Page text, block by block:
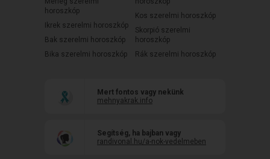
horoszkóp
Ikrek szerelmi horoszkóp
Bak szerelmi horoszkóp
Bika szerelmi horoszkóp
Kos szerelmi horoszkóp
Skorpió szerelmi
horoszkóp
Rák szerelmi horoszkóp
Mert fontos vagy nekünk
mehnyakrak.info
Segítség, ha bajban vagy
randivonal.hu/a-nok-vedelmeben